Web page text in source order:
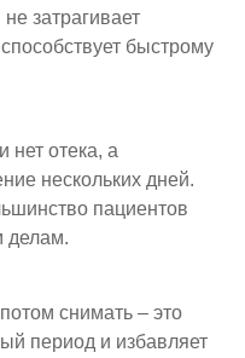
затрагивает
быстрому
нет отека, а
нескольких дней.
пациентов
делам.
снимать – это
период и избавляет